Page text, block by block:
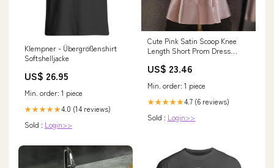
Klempner - Übergrößenshirt
Softshelljacke
US$ 26.95
Min. order: 1 piece
★★★★★4.0 (14 reviews)
Sold : Login>>
Cute Pink Satin Scoop Knee
Length Short Prom Dress
Formal Dresses
US$ 23.46
Min. order: 1 piece
★★★★★4.7 (6 reviews)
Sold : Login>>